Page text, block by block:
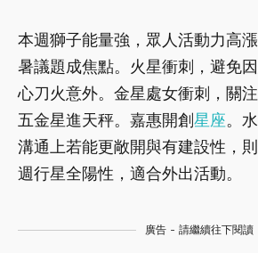
本週獅子能量強，眾人活動力高
暑議題成焦點。火星衝刺，避免
心刀火意外。金星處女衝刺，關
五金星進天秤。嘉惠開創星座。
溝通上若能更敞開與有建設性，
週行星全陽性，適合外出活動。
廣告 - 請繼續往下閱讀